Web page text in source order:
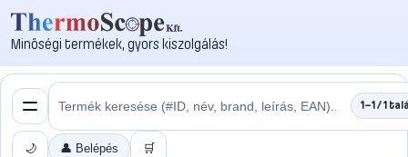
Minőségi termékek, gyors kiszolgálás!
1–1 / 1
🌙 👤 Belépés 🛒